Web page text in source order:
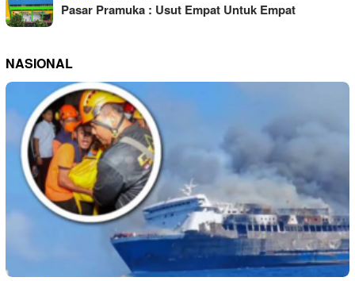
Pasar Pramuka : Usut Empat Untuk Empat
NASIONAL